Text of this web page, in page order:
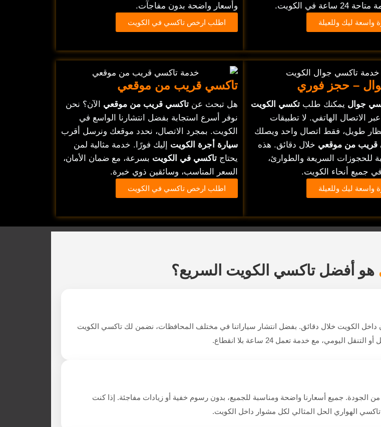
في الكويت.
واسعة ليك وللعيلة
وأسعار واضحة بدون مفاجآت.
اطلب ارخص تاكسي في الكويت
– حجز فوري
جوال يمكنك طلبتكسي الكويت
الاتصال الهاتفي. لا تطبيقات
طويل، فقط اتصال واحد ويصلك
قريب من موقعي خلال دقائق. هذه
للحجوزات السريعة والطوارئ،
واسعة ليك وللعيلة
تاكسي قريب من موقعي
هل تبحث عن تاكسي قريب من موقعي الآن؟ نحن
نوفر أسرع استجابة بفضل انتشارنا الواسع في
الكويت. بمجرد الاتصال، نحدد موقعك ونرسل أقرب
سيارة أجرة الكويت إليك فورًا. خدمة مثالية لمن
يحتاج تاكسي في الكويت بسرعة، مع ضمان الأمان،
السعر المناسب، وسائقين ذوي خبرة.
اطلب ارخص تاكسي في الكويت
هو أفضل تاكسي الكويت السريع؟
داخل الكويت خلال دقائق. بفضل انتشار سياراتنا في مختلف المحافظات، نضمن لك تاكسي الكويت
مع خدمة تعمل 24 ساعة بلا انقطاع.
جميع أسعارنا واضحة ومناسبة للجميع، بدون رسوم خفية أو زيادات مفاجئة. إذا كنت
الهواري الحل المثالي لكل مشوار داخل الكويت.